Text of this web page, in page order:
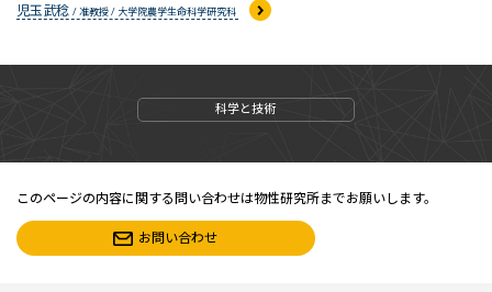
児玉武稔 / 准教授 / 大学院農学生命科学研究科
科学と技術
このページの内容に関する問い合わせは物性研究所までお願いします。
お問い合わせ